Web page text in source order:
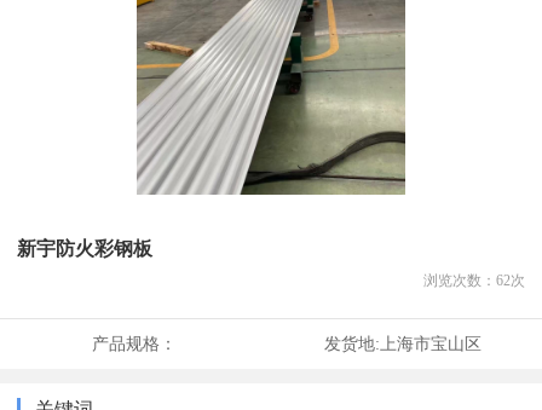
新宇防火彩钢板
浏览次数： 62次
产品规格： 发货地: 上海市宝山区